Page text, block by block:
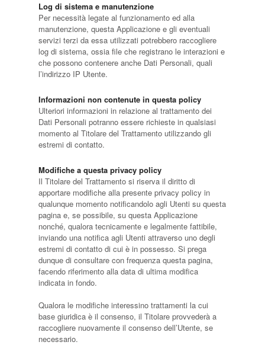
Log di sistema e manutenzione
Per necessità legate al funzionamento ed alla
manutenzione, questa Applicazione e gli eventuali
servizi terzi da essa utilizzati potrebbero raccogliere
log di sistema, ossia file che registrano le interazioni e
che possono contenere anche Dati Personali, quali
l’indirizzo IP Utente.
Informazioni non contenute in questa policy
Ulteriori informazioni in relazione al trattamento dei
Dati Personali potranno essere richieste in qualsiasi
momento al Titolare del Trattamento utilizzando gli
estremi di contatto.
Modifiche a questa privacy policy
Il Titolare del Trattamento si riserva il diritto di
apportare modifiche alla presente privacy policy in
qualunque momento notificandolo agli Utenti su questa
pagina e, se possibile, su questa Applicazione
nonché, qualora tecnicamente e legalmente fattibile,
inviando una notifica agli Utenti attraverso uno degli
estremi di contatto di cui è in possesso. Si prega
dunque di consultare con frequenza questa pagina,
facendo riferimento alla data di ultima modifica
indicata in fondo.
Qualora le modifiche interessino trattamenti la cui
base giuridica è il consenso, il Titolare provvederà a
raccogliere nuovamente il consenso dell’Utente, se
necessario.